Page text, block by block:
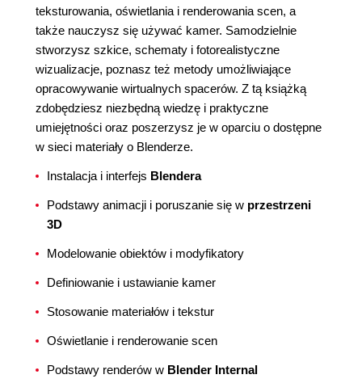
teksturowania, oświetlania i renderowania scen, a
także nauczysz się używać kamer. Samodzielnie
stworzysz szkice, schematy i fotorealistyczne
wizualizacje, poznasz też metody umożliwiające
opracowywanie wirtualnych spacerów. Z tą książką
zdobędziesz niezbędną wiedzę i praktyczne
umiejętności oraz poszerzysz je w oparciu o dostępne
w sieci materiały o Blenderze.
Instalacja i interfejs Blendera
Podstawy animacji i poruszanie się w przestrzeni
3D
Modelowanie obiektów i modyfikatory
Definiowanie i ustawianie kamer
Stosowanie materiałów i tekstur
Oświetlanie i renderowanie scen
Podstawy renderów w Blender Internal